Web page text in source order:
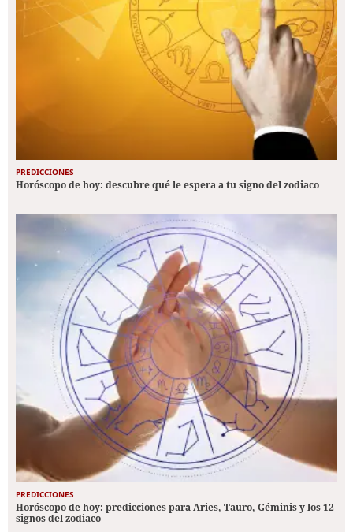
PREDICCIONES
Horóscopo de hoy: descubre qué le espera a tu signo del zodiaco
PREDICCIONES
Horóscopo de hoy: predicciones para Aries, Tauro, Géminis y los 12
signos del zodiaco